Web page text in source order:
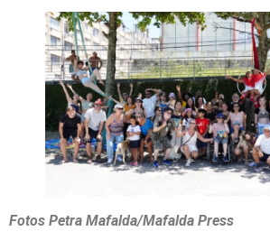
Fotos Petra Mafalda/Mafalda Press